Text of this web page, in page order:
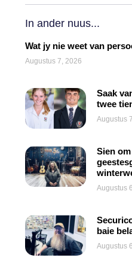
In ander nuus...
Wat jy nie weet van
Augustus 7, 2026
Saak
twee
Augustus
Sien
Augustus
baie
Augustus